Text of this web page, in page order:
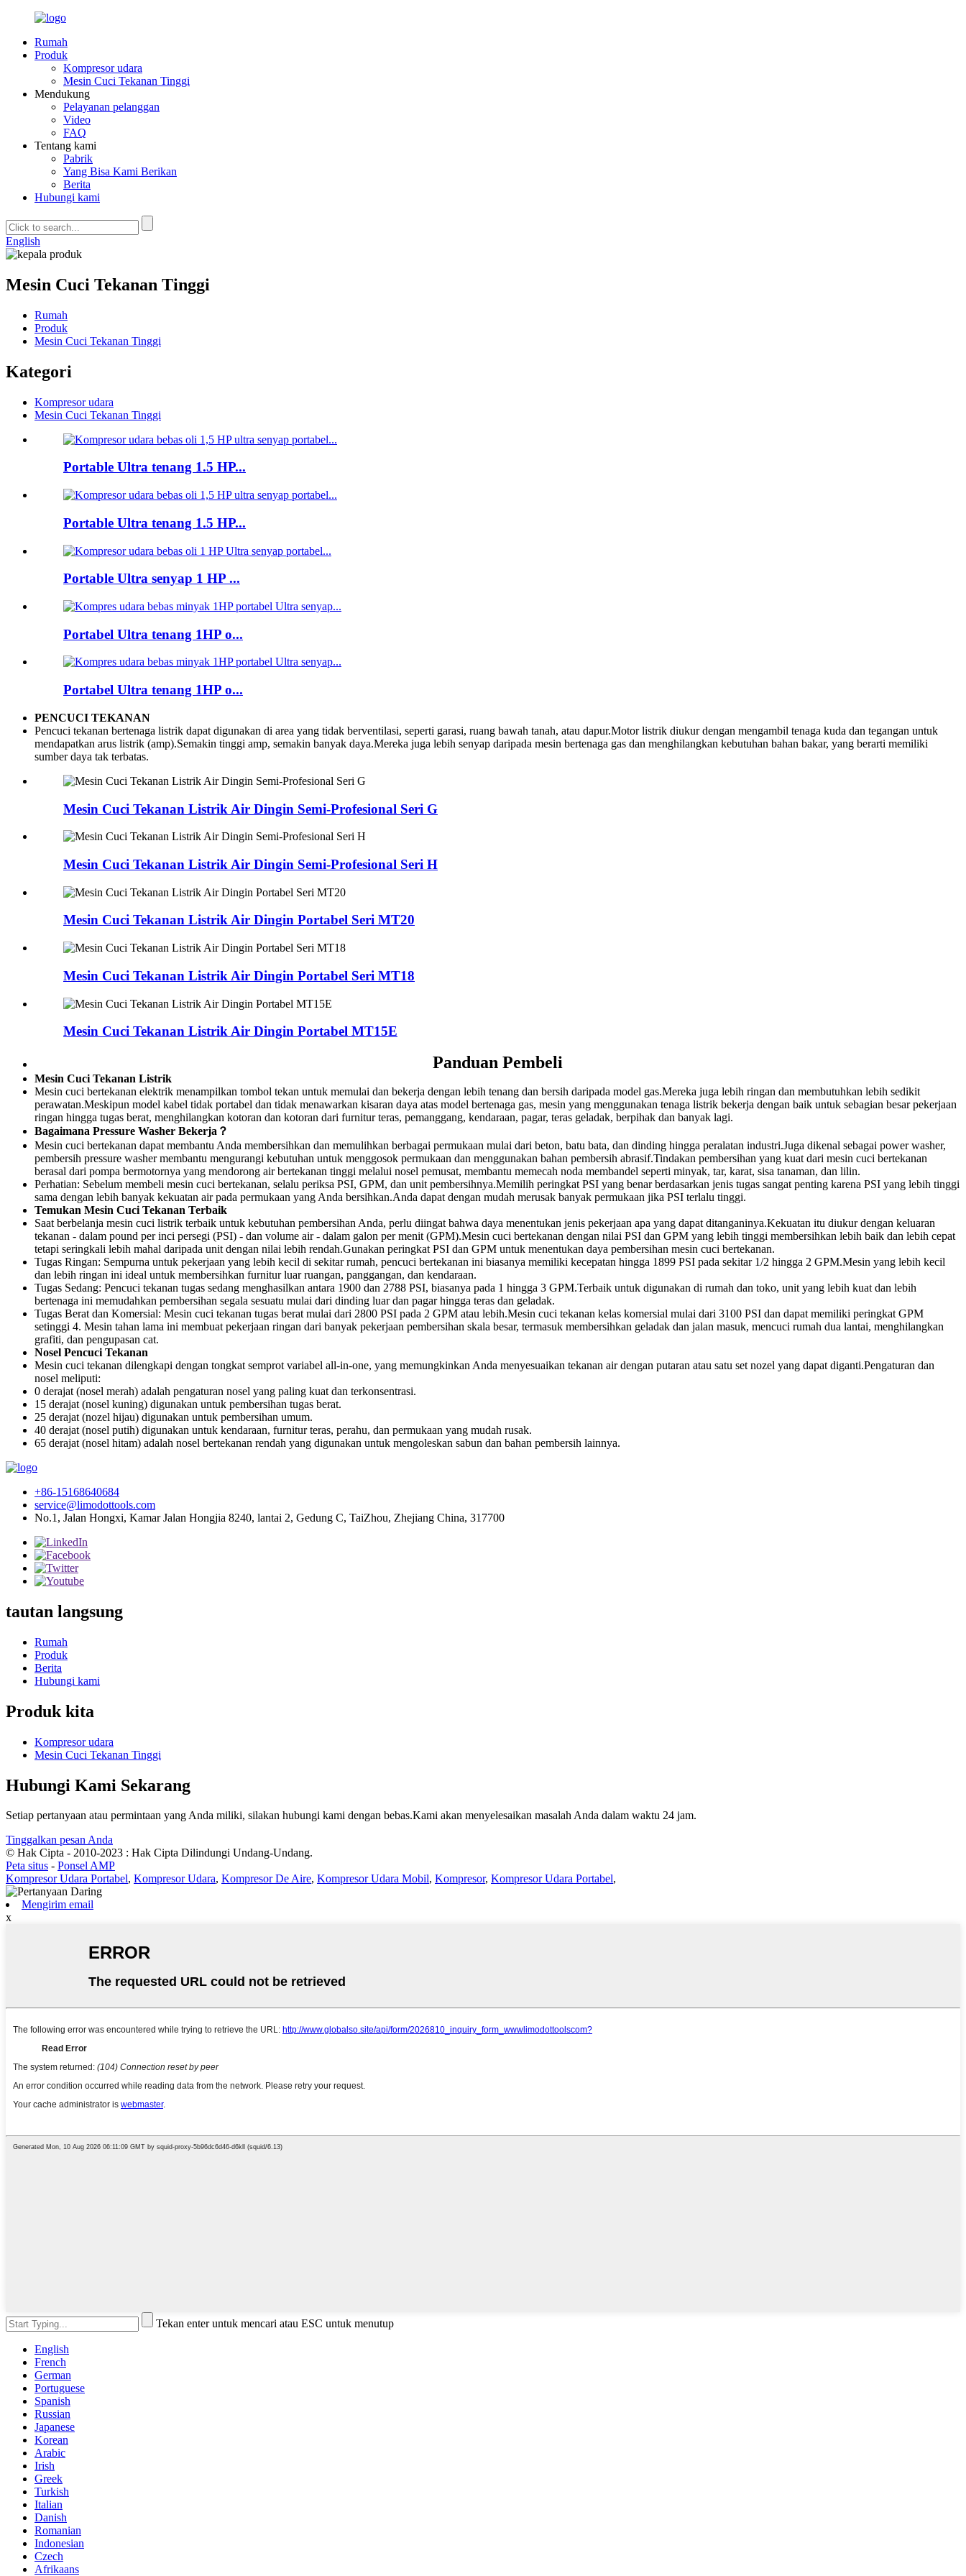
Rumah
Produk
Kompresor udara
Mesin Cuci Tekanan Tinggi
Mendukung
Pelayanan pelanggan
Video
FAQ
Tentang kami
Pabrik
Yang Bisa Kami Berikan
Berita
Hubungi kami
English
Mesin Cuci Tekanan Tinggi
Rumah
Produk
Mesin Cuci Tekanan Tinggi
Kategori
Kompresor udara
Mesin Cuci Tekanan Tinggi
Portable Ultra tenang 1.5 HP...
Portable Ultra tenang 1.5 HP...
Portable Ultra senyap 1 HP ...
Portabel Ultra tenang 1HP o...
Portabel Ultra tenang 1HP o...
PENCUCI TEKANAN
Pencuci tekanan bertenaga listrik dapat digunakan di area yang tidak berventilasi, seperti garasi, ruang bawah tanah, atau dapur.Motor listrik diukur dengan mengambil tenaga kuda dan tegangan untuk
mendapatkan arus listrik (amp).Semakin tinggi amp, semakin banyak daya.Mereka juga lebih senyap daripada mesin bertenaga gas dan menghilangkan kebutuhan bahan bakar, yang berarti memiliki
sumber daya tak terbatas.
Mesin Cuci Tekanan Listrik Air Dingin Semi-Profesional Seri G
Mesin Cuci Tekanan Listrik Air Dingin Semi-Profesional Seri H
Mesin Cuci Tekanan Listrik Air Dingin Portabel Seri MT20
Mesin Cuci Tekanan Listrik Air Dingin Portabel Seri MT18
Mesin Cuci Tekanan Listrik Air Dingin Portabel MT15E
Panduan Pembeli
Mesin Cuci Tekanan Listrik
Mesin cuci bertekanan elektrik menampilkan tombol tekan untuk memulai dan bekerja dengan lebih tenang dan bersih daripada model gas.Mereka juga lebih ringan dan membutuhkan lebih sedikit
perawatan.Meskipun model kabel tidak portabel dan tidak menawarkan kisaran daya atas model bertenaga gas, mesin yang menggunakan tenaga listrik bekerja dengan baik untuk sebagian besar pekerjaan
ringan hingga tugas berat, menghilangkan kotoran dan kotoran dari furnitur teras, pemanggang, kendaraan, pagar, teras geladak, berpihak dan banyak lagi.
Bagaimana Pressure Washer Bekerja？
Mesin cuci bertekanan dapat membantu Anda membersihkan dan memulihkan berbagai permukaan mulai dari beton, batu bata, dan dinding hingga peralatan industri.Juga dikenal sebagai power washer,
pembersih pressure washer membantu mengurangi kebutuhan untuk menggosok permukaan dan menggunakan bahan pembersih abrasif.Tindakan pembersihan yang kuat dari mesin cuci bertekanan
berasal dari pompa bermotornya yang mendorong air bertekanan tinggi melalui nosel pemusat, membantu memecah noda membandel seperti minyak, tar, karat, sisa tanaman, dan lilin.
Perhatian: Sebelum membeli mesin cuci bertekanan, selalu periksa PSI, GPM, dan unit pembersihnya.Memilih peringkat PSI yang benar berdasarkan jenis tugas sangat penting karena PSI yang lebih tinggi
sama dengan lebih banyak kekuatan air pada permukaan yang Anda bersihkan.Anda dapat dengan mudah merusak banyak permukaan jika PSI terlalu tinggi.
Temukan Mesin Cuci Tekanan Terbaik
Saat berbelanja mesin cuci listrik terbaik untuk kebutuhan pembersihan Anda, perlu diingat bahwa daya menentukan jenis pekerjaan apa yang dapat ditanganinya.Kekuatan itu diukur dengan keluaran
tekanan - dalam pound per inci persegi (PSI) - dan volume air - dalam galon per menit (GPM).Mesin cuci bertekanan dengan nilai PSI dan GPM yang lebih tinggi membersihkan lebih baik dan lebih cepat
tetapi seringkali lebih mahal daripada unit dengan nilai lebih rendah.Gunakan peringkat PSI dan GPM untuk menentukan daya pembersihan mesin cuci bertekanan.
Tugas Ringan: Sempurna untuk pekerjaan yang lebih kecil di sekitar rumah, pencuci bertekanan ini biasanya memiliki kecepatan hingga 1899 PSI pada sekitar 1/2 hingga 2 GPM.Mesin yang lebih kecil
dan lebih ringan ini ideal untuk membersihkan furnitur luar ruangan, panggangan, dan kendaraan.
Tugas Sedang: Pencuci tekanan tugas sedang menghasilkan antara 1900 dan 2788 PSI, biasanya pada 1 hingga 3 GPM.Terbaik untuk digunakan di rumah dan toko, unit yang lebih kuat dan lebih
bertenaga ini memudahkan pembersihan segala sesuatu mulai dari dinding luar dan pagar hingga teras dan geladak.
Tugas Berat dan Komersial: Mesin cuci tekanan tugas berat mulai dari 2800 PSI pada 2 GPM atau lebih.Mesin cuci tekanan kelas komersial mulai dari 3100 PSI dan dapat memiliki peringkat GPM
setinggi 4. Mesin tahan lama ini membuat pekerjaan ringan dari banyak pekerjaan pembersihan skala besar, termasuk membersihkan geladak dan jalan masuk, mencuci rumah dua lantai, menghilangkan
grafiti, dan pengupasan cat.
Nosel Pencuci Tekanan
Mesin cuci tekanan dilengkapi dengan tongkat semprot variabel all-in-one, yang memungkinkan Anda menyesuaikan tekanan air dengan putaran atau satu set nozel yang dapat diganti.Pengaturan dan
nosel meliputi:
0 derajat (nosel merah) adalah pengaturan nosel yang paling kuat dan terkonsentrasi.
15 derajat (nosel kuning) digunakan untuk pembersihan tugas berat.
25 derajat (nozel hijau) digunakan untuk pembersihan umum.
40 derajat (nosel putih) digunakan untuk kendaraan, furnitur teras, perahu, dan permukaan yang mudah rusak.
65 derajat (nosel hitam) adalah nosel bertekanan rendah yang digunakan untuk mengoleskan sabun dan bahan pembersih lainnya.
+86-15168640684
service@limodottools.com
No.1, Jalan Hongxi, Kamar Jalan Hongjia 8240, lantai 2, Gedung C, TaiZhou, Zhejiang China, 317700
tautan langsung
Rumah
Produk
Berita
Hubungi kami
Produk kita
Kompresor udara
Mesin Cuci Tekanan Tinggi
Hubungi Kami Sekarang
Setiap pertanyaan atau permintaan yang Anda miliki, silakan hubungi kami dengan bebas.Kami akan menyelesaikan masalah Anda dalam waktu 24 jam.
Tinggalkan pesan Anda
© Hak Cipta - 2010-2023 : Hak Cipta Dilindungi Undang-Undang.
Peta situs - Ponsel AMP
Kompresor Udara Portabel, Kompresor Udara, Kompresor De Aire, Kompresor Udara Mobil, Kompresor, Kompresor Udara Portabel,
Mengirim email
x
Tekan enter untuk mencari atau ESC untuk menutup
English
French
German
Portuguese
Spanish
Russian
Japanese
Korean
Arabic
Irish
Greek
Turkish
Italian
Danish
Romanian
Indonesian
Czech
Afrikaans